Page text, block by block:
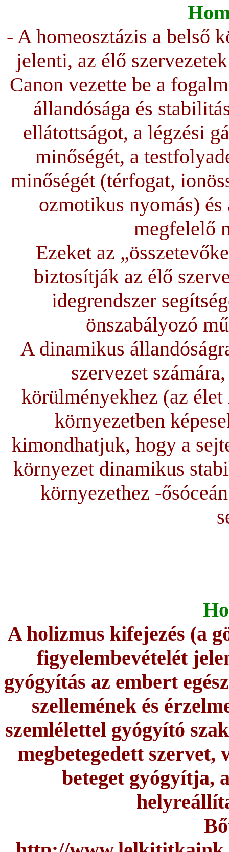
- A homeosztázis a belső
jelenti, az élő
Canon vezette be a
állandósága és
ellátottságot, a légzési
minőségét, a
minőségét (térfogat,
ozmotikus nyomás)
megfelelő
Ezeket az
biztosítják az élő
idegrendszer
önszabályozó
A dinamikus
szervezet
körülményekhez (az
környezetben
kimondhatjuk, hogy a
környezet dinamikus
környezethez -
A holizmus kifejezés (a
figyelembevételét
gyógyítás az embert
szellemének és
szemlélettel gyógyító
megbetegedett szervet,
beteget gyógyítja,